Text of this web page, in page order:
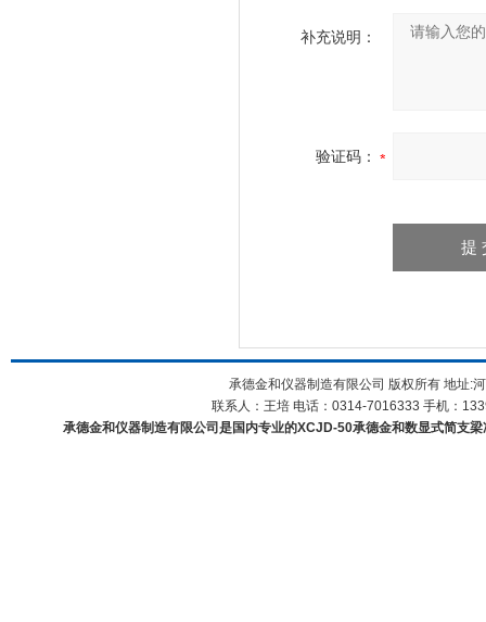
补充说明：
验证码：
承德金和仪器制造有限公司 版权所有 地址:
联系人：王培 电话：0314-7016333 手机：
承德金和仪器制造有限公司是国内专业的XCJD-50承德金和数显式简支